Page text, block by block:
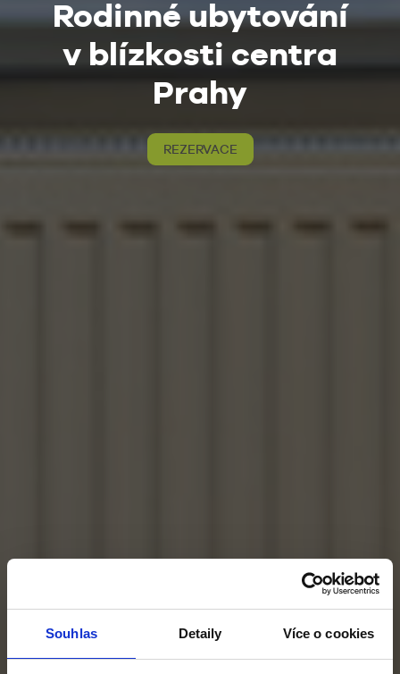
Souhlas Detaily Více o cookies
Rodinné ubytování
v blízkosti centra
Prahy
REZERVACE